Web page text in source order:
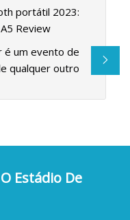
portátil 2023:
Review
é um evento de
qualquer outro
Estádio De